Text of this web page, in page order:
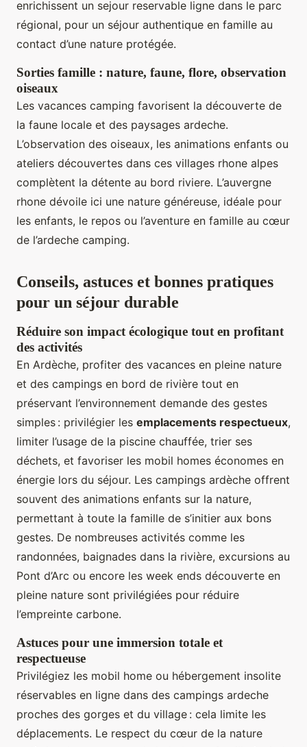
enrichissent un sejour reservable ligne dans le parc
régional, pour un séjour authentique en famille au
contact d’une nature protégée.
Sorties famille : nature, faune, flore, observation
oiseaux
Les vacances camping favorisent la découverte de
la faune locale et des paysages ardeche.
L’observation des oiseaux, les animations enfants ou
ateliers découvertes dans ces villages rhone alpes
complètent la détente au bord riviere. L’auvergne
rhone dévoile ici une nature généreuse, idéale pour
les enfants, le repos ou l’aventure en famille au cœur
de l’ardeche camping.
Conseils, astuces et bonnes pratiques
pour un séjour durable
Réduire son impact écologique tout en profitant
des activités
En Ardèche, profiter des vacances en pleine nature
et des campings en bord de rivière tout en
préservant l’environnement demande des gestes
simples : privilégier les emplacements respectueux,
limiter l’usage de la piscine chauffée, trier ses
déchets, et favoriser les mobil homes économes en
énergie lors du séjour. Les campings ardèche offrent
souvent des animations enfants sur la nature,
permettant à toute la famille de s’initier aux bons
gestes. De nombreuses activités comme les
randonnées, baignades dans la rivière, excursions au
Pont d’Arc ou encore les week ends découverte en
pleine nature sont privilégiées pour réduire
l’empreinte carbone.
Astuces pour une immersion totale et
respectueuse
Privilégiez les mobil home ou hébergement insolite
réservables en ligne dans des campings ardeche
proches des gorges et du village : cela limite les
déplacements. Le respect du cœur de la nature